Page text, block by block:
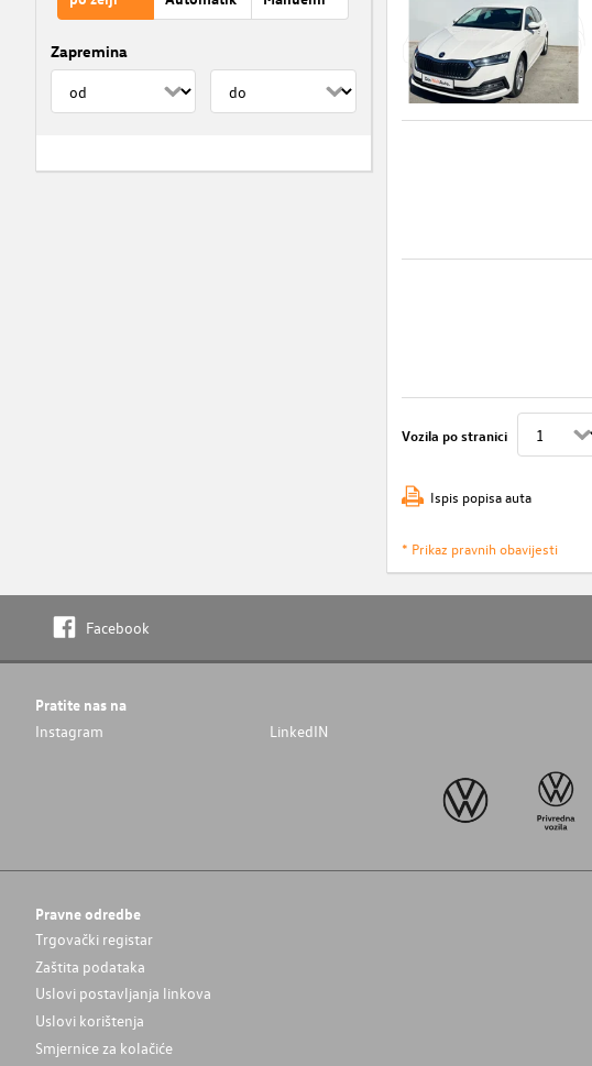
Zapremina
Vozila po stranici
Ispis popisa auta
* Prikaz pravnih obavijesti
Facebook
Pratite nas na
Instagram LinkedIN
Pravne odredbe
Trgovački registar
Zaštita podataka
Uslovi postavljanja linkova
Uslovi korištenja
Smjernice za kolačiće